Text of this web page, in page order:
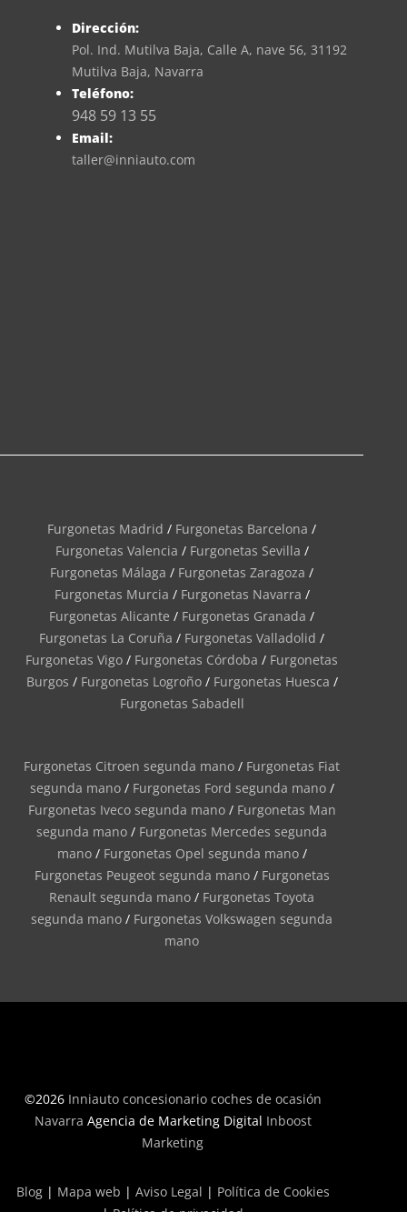
Dirección:
Pol. Ind. Mutilva Baja, Calle A, nave 56, 31192
Mutilva Baja, Navarra
Teléfono:
948 59 13 55
Email:
taller@inniauto.com
Furgonetas Madrid / Furgonetas Barcelona /
Furgonetas Valencia / Furgonetas Sevilla /
Furgonetas Málaga / Furgonetas Zaragoza /
Furgonetas Murcia / Furgonetas Navarra /
Furgonetas Alicante / Furgonetas Granada /
Furgonetas La Coruña / Furgonetas Valladolid /
Furgonetas Vigo / Furgonetas Córdoba / Furgonetas
Burgos / Furgonetas Logroño/ Furgonetas Huesca /
Furgonetas Sabadell
Furgonetas Citroen segunda mano / Furgonetas Fiat
segunda mano/ Furgonetas Ford segunda mano/
Furgonetas Iveco segunda mano/ Furgonetas Man
segunda mano / Furgonetas Mercedes segunda
mano/ Furgonetas Opel segunda mano/
Furgonetas Peugeot segunda mano/ Furgonetas
Renault segunda mano / Furgonetas Toyota
segunda mano / Furgonetas Volkswagen segunda
mano
©2026 Inniauto concesionario coches de ocasión
Navarra Agencia de Marketing Digital Inboost
Marketing
Blog| Mapa web | Aviso Legal | Política de Cookies